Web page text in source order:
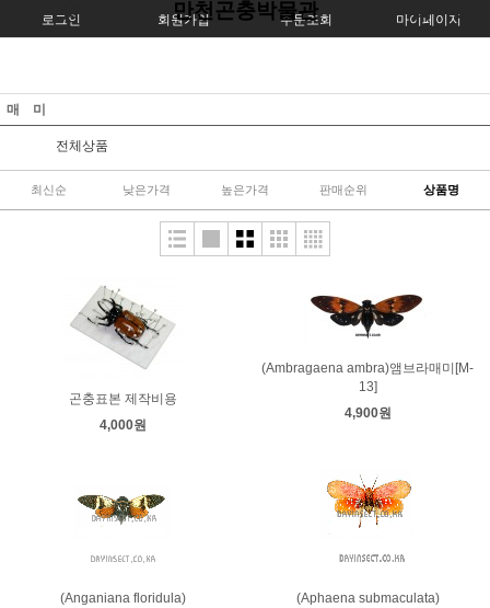
로그인 회원가입 주문조회 마이페이지
만천곤충박물관
매 미
전체상품
최신순 낮은가격 높은가격 판매순위 상품명
곤충표본 제작비용
4,000원
(Ambragaena ambra)앰브라매미[M-
13]
4,900원
(Anganiana floridula)
(Aphaena submaculata)